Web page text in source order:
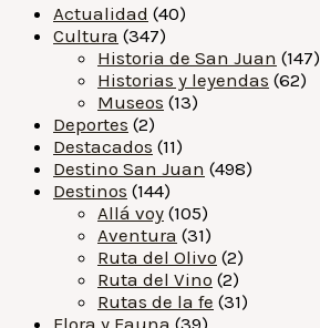
Actualidad (40)
Cultura (347)
Historia de San Juan (147)
Historias y leyendas (62)
Museos (13)
Deportes (2)
Destacados (11)
Destino San Juan (498)
Destinos (144)
Allá voy (105)
Aventura (31)
Ruta del Olivo (2)
Ruta del Vino (2)
Rutas de la fe (31)
Flora y Fauna (39)